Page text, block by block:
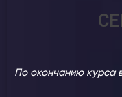
По окончанию курса